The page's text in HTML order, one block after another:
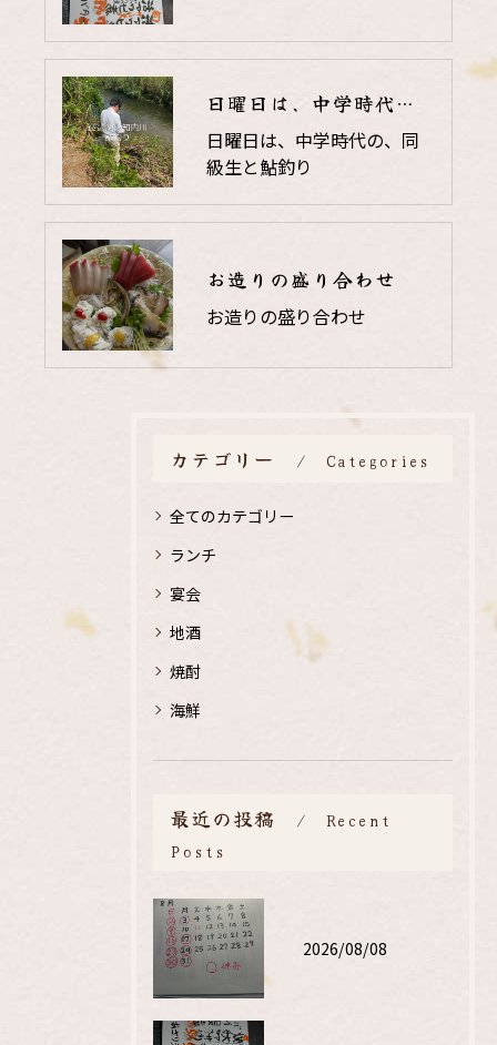
日曜日は、中学時代の、同級生と鮎釣り
日曜日は、中学時代の、同
級生と鮎釣り
お造りの盛り合わせ
お造りの盛り合わせ
カテゴリー Categories
全てのカテゴリー
ランチ
宴会
地酒
焼酎
海鮮
最近の投稿
Recent
Posts
2026/08/08